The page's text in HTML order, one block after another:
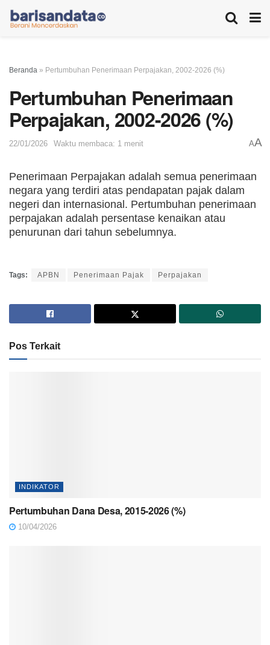
Beranda » Pertumbuhan Penerimaan Perpajakan, 2002-2026 (%)
Pertumbuhan Penerimaan
Perpajakan, 2002-2026 (%)
22/01/2026 Waktu membaca: 1 menit AA
Penerimaan Perpajakan adalah semua penerimaan
negara yang terdiri atas pendapatan pajak dalam
negeri dan internasional. Pertumbuhan penerimaan
perpajakan adalah persentase kenaikan atau
penurunan dari tahun sebelumnya.
Tags: APBN Penerimaan Pajak Perpajakan
Pos Terkait
INDIKATOR
Pertumbuhan Dana Desa, 2015-2026 (%)
10/04/2026